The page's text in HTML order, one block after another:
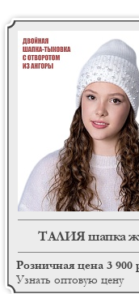
ТАЛИЯ шапка
Розничная цена 3 900
Узнать оптовую цену